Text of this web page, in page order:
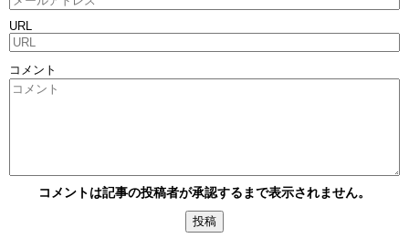
URL
コメント
コメントは記事の投稿者が承認するまで表示されません。